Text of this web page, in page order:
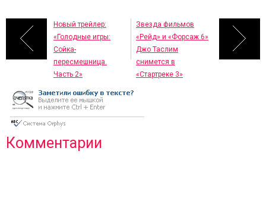
Новый трейлер:
«Голодные игры:
Сойка-
пересмешница.
Часть 2»
Звезда фильмов
«Рейд» и «Форсаж 6»
Джо Таслим
снимется в
«Стартреке 3»
Комментарии